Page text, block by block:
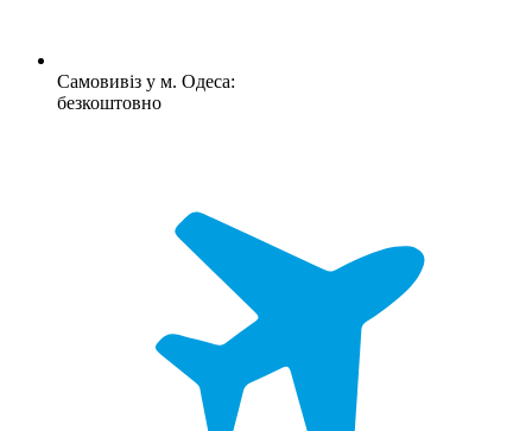
Самовивіз у м. Одеса:
безкоштовно